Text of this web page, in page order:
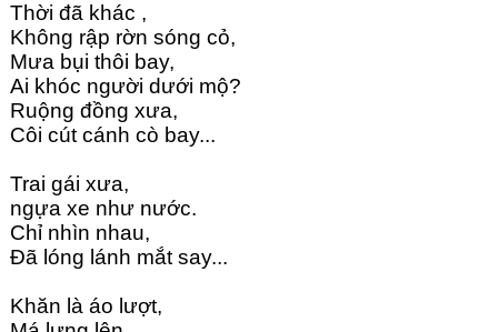
Thời đã khác ,
Không rập rờn sóng cỏ,
Mưa bụi thôi bay,
Ai khóc người dưới mộ?
Ruộng đồng xưa,
Côi cút cánh cò bay...
Trai gái xưa,
ngựa xe như nước.
Chỉ nhìn nhau,
Đã lóng lánh mắt say...
Khăn là áo lượt,